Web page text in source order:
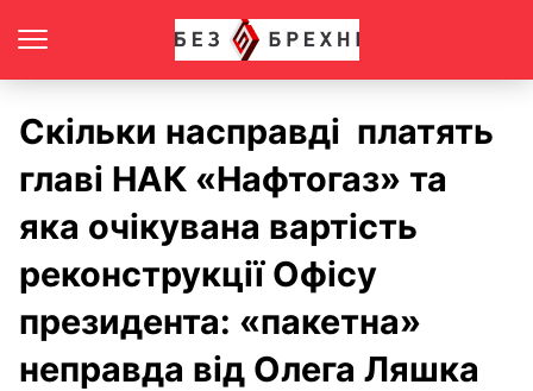
Скільки насправді платять
главі НАК «Нафтогаз» та
яка очікувана вартість
реконструкції Офісу
президента: «пакетна»
неправда від Олега Ляшка